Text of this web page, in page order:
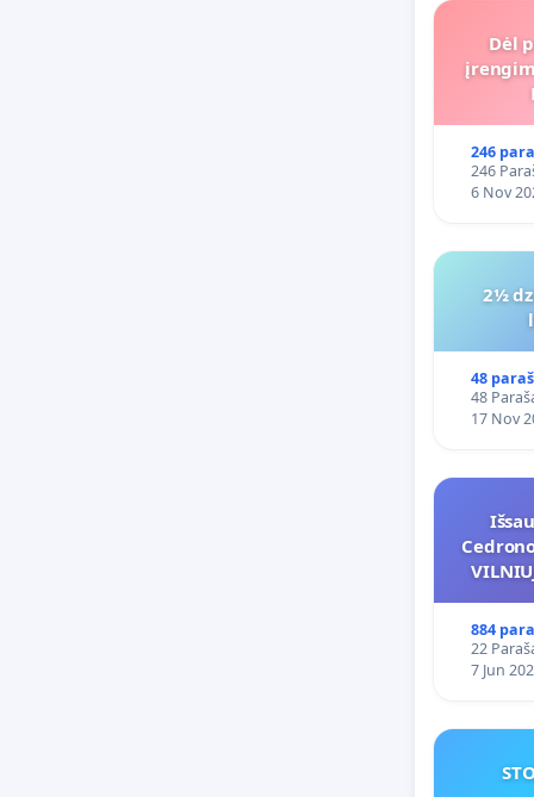
Dėl
246
246
6 Nov
2½
48
48
17 Nov
884
22
7 Jun